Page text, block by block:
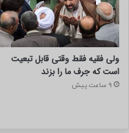
ولی فقیه فقط وقتی قابل تبعیت
است که جرف ما را بزند
9 ساعت پیش